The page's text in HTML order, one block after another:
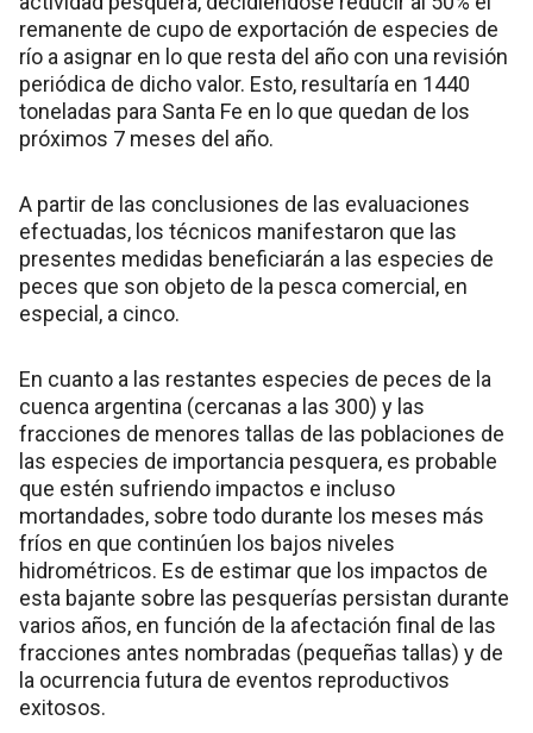
remanente de cupo de exportación de especies de
río a asignar en lo que resta del año con una revisión
periódica de dicho valor. Esto, resultaría en 1440
toneladas para Santa Fe en lo que quedan de los
próximos 7 meses del año.
A partir de las conclusiones de las evaluaciones
efectuadas, los técnicos manifestaron que las
presentes medidas beneficiarán a las especies de
peces que son objeto de la pesca comercial, en
especial, a cinco.
En cuanto a las restantes especies de peces de la
cuenca argentina (cercanas a las 300) y las
fracciones de menores tallas de las poblaciones de
las especies de importancia pesquera, es probable
que estén sufriendo impactos e incluso
mortandades, sobre todo durante los meses más
fríos en que continúen los bajos niveles
hidrométricos. Es de estimar que los impactos de
esta bajante sobre las pesquerías persistan durante
varios años, en función de la afectación final de las
fracciones antes nombradas (pequeñas tallas) y de
la ocurrencia futura de eventos reproductivos
exitosos.